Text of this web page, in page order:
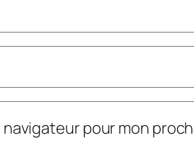
pour mon